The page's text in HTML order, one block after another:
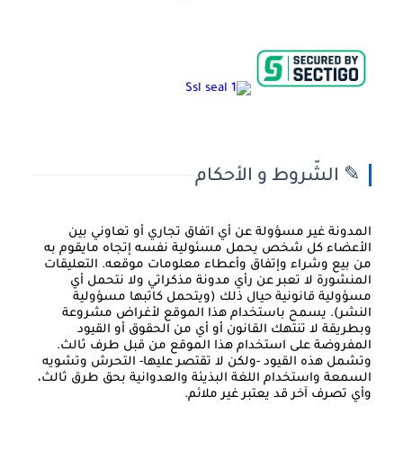
✎ الشّروط و الأحكام
المدونة غير مسؤولة عن أي اتفاق تجاري أو تعاوني بين
الأعضاء كل شخص يحمل مسئولية نفسه إتجاه مايقوم به
من بيع وشراء وإتفاق وأعطاء معلومات موقعه. التعليقات
المنشورة لا تعبر عن رأي مدونة مذكراتي ولا نتحمل أي
مسؤولية قانونية حيال ذلك (ويتحمل كاتبها مسؤولية
النشر). يسمح باستخدام هذا الموقع لأغراض مشروعة
وبطريقة لا تنتهك القانون أو أي من الحقوق أو القيود
المفروضة على استخدام هذا الموقع من قبل طرف ثالث.
وتشمل هذه القيود -ولكن لا تقتصر عليها- التحرش وتشويه
السمعة واستخدام اللغة البذيئة والعدوانية بحق طرق ثالث،
وأي تصرف آخر قد يعتبر غير ملائم.